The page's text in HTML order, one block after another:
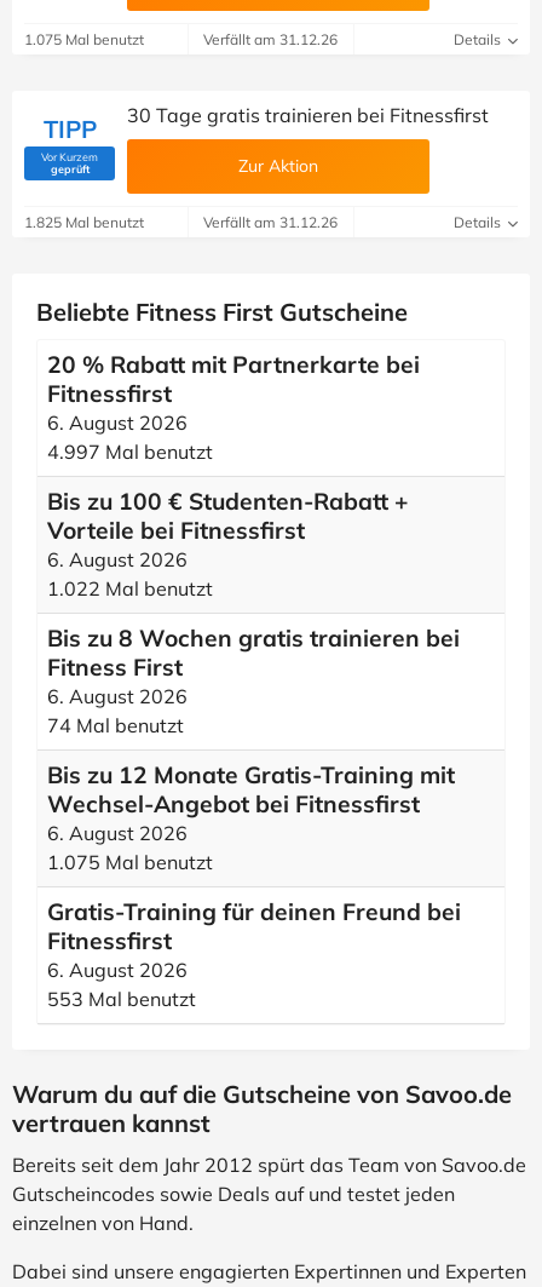
1.075 Mal benutzt Verfällt am 31.12.26 Details
TIPP
Vor Kurzem
geprüft(Von Savoo geprüft)
30 Tage gratis trainieren bei Fitnessfirst
Zur Aktion
1.825 Mal benutzt Verfällt am 31.12.26 Details
Beliebte Fitness First Gutscheine
20 % Rabatt mit Partnerkarte bei
Fitnessfirst
6. August 2026
4.997 Mal benutzt
Bis zu 100 € Studenten-Rabatt +
Vorteile bei Fitnessfirst
6. August 2026
1.022 Mal benutzt
Bis zu 8 Wochen gratis trainieren bei
Fitness First
6. August 2026
74 Mal benutzt
Bis zu 12 Monate Gratis-Training mit
Wechsel-Angebot bei Fitnessfirst
6. August 2026
1.075 Mal benutzt
Gratis-Training für deinen Freund bei
Fitnessfirst
6. August 2026
553 Mal benutzt
Warum du auf die Gutscheine von Savoo.de
vertrauen kannst
Bereits seit dem Jahr 2012 spürt das Team von Savoo.de
Gutscheincodes sowie Deals auf und testet jeden
einzelnen von Hand.
Dabei sind unsere engagierten Expertinnen und Experten